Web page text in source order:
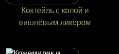
Коктейль с колой и
вишнёвым ликёром